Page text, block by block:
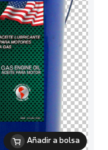
Añadir a bolsa